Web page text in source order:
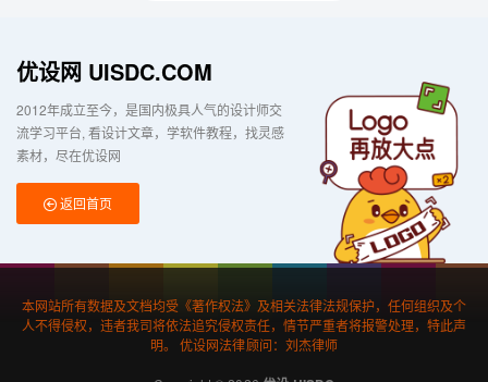
优设网 UISDC.COM
2012年成立至今，是国内极具人气的设计师交
流学习平台 看设计文章，学软件教程，找灵感
素材，尽在优设网
返回首页
本网站所有数据及文档均受《著作权法》及相关法律法规保护，任何组织及个
人不得侵权，违者我司将依法追究侵权责任，情节严重者将报警处理，特此声
明。 优设网法律顾问：刘杰律师